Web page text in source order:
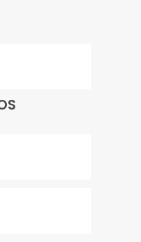
y Ucrania
este